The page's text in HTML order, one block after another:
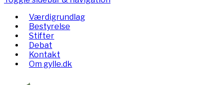
Værdigrundlag
Bestyrelse
Stifter
Debat
Kontakt
Om gylle.dk